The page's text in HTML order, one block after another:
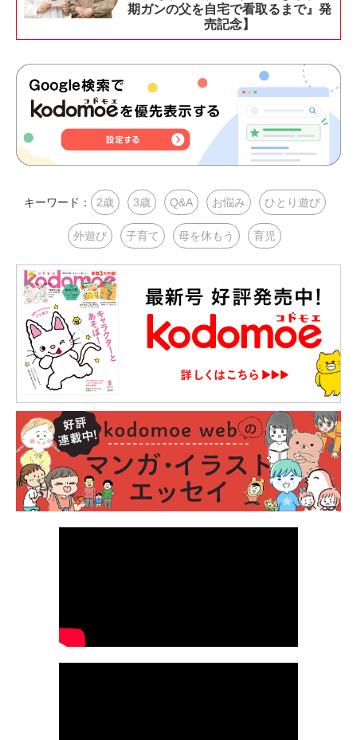
期ガンの父を自宅で看取るまで』発
売記念】
キーワード： 2歳 3歳 Q&A お悩み ひとり遊び
外遊び 子育て 母を休もう 育児